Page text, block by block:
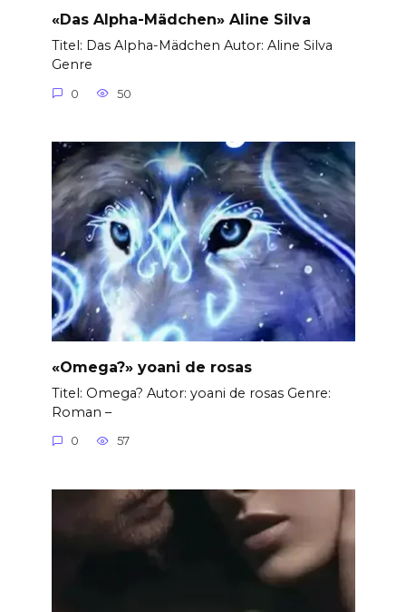
«Das Alpha-Mädchen» Aline Silva
Titel: Das Alpha-Mädchen Autor: Aline Silva
Genre
0 50
«Omega?» yoani de rosas
Titel: Omega? Autor: yoani de rosas Genre:
Roman –
0 57